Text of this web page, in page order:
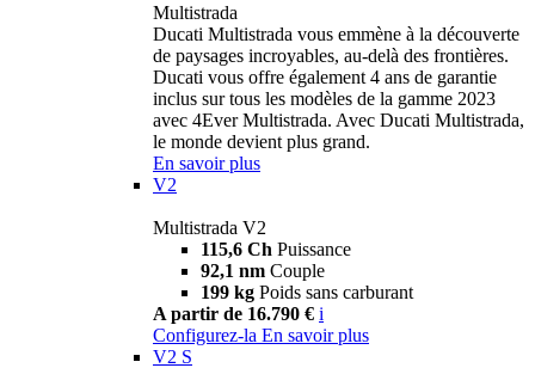
Multistrada
Ducati Multistrada vous emmène à la découverte
de paysages incroyables, au-delà des frontières.
Ducati vous offre également 4 ans de garantie
inclus sur tous les modèles de la gamme 2023
avec 4Ever Multistrada. Avec Ducati Multistrada,
le monde devient plus grand.
En savoir plus
V2
Multistrada V2
115,6 Ch Puissance
92,1 nm Couple
199 kg Poids sans carburant
A partir de 16.790 € i
Configurez-la En savoir plus
V2 S